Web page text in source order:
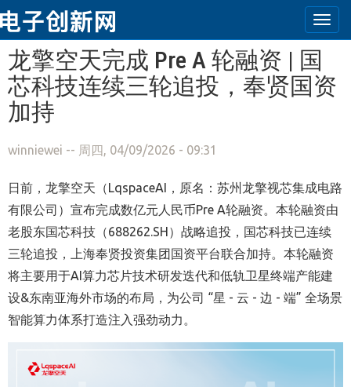
跳转到主要内容
龙擎空天完成 Pre A 轮融资 | 国
芯科技连续三轮追投，奉贤国资
加持
winniewei -- 周四, 04/09/2026 - 09:31
日前，龙擎空天（LqspaceAI，原名：苏州龙擎视芯集成电路
有限公司）宣布完成数亿元人民币Pre A轮融资。本轮融资由
老股东国芯科技（688262.SH）战略追投，国芯科技已连续
三轮追投，上海奉贤投资集团国资平台联合加持。本轮融资
将主要用于AI算力芯片技术研发迭代和低轨卫星终端产能建
设&东南亚海外市场的布局，为公司 “星 - 云 - 边 - 端” 全场景
智能算力体系打造注入强劲动力。